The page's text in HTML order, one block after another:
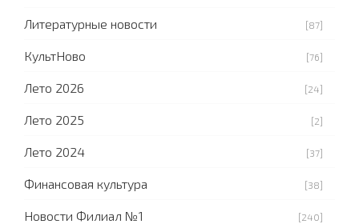
Литературные новости [87]
КультНово [76]
Лето 2026 [24]
Лето 2025 [2]
Лето 2024 [37]
Финансовая культура [38]
Новости Филиал №1 [240]